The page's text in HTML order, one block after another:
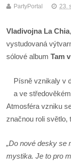
PartyPortal 23.
Vladivojna La Chia
vystudovaná
sólové albumTam
Písně vznikaly v
a ve
Atmosféra vzniku
značnou roli světlo,
„Do nové desky se
mystika. Je to pro